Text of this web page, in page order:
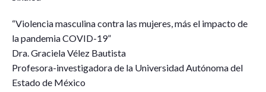
“Violencia masculina contra las mujeres, más el impacto de
la pandemia COVID-19”
Dra. Graciela Vélez Bautista
Profesora-investigadora de la Universidad Autónoma del
Estado de México